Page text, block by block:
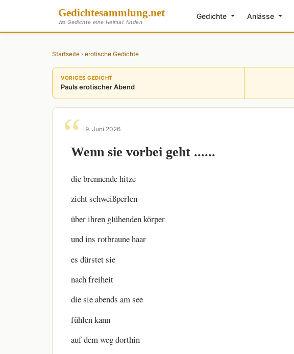
Gedichtesammlung.net
Wo Gedichte eine Heimat finden
Gedichte Anlässe
Startseite › erotische Gedichte
VORIGES GEDICHT
Pauls erotischer Abend
9. Juni 2026
Wenn sie vorbei geht ......
die brennende hitze
zieht schweißperlen
über ihren glühenden körper
und ins rotbraune haar
es dürstet sie
nach freiheit
die sie abends am see
fühlen kann
auf dem weg dorthin